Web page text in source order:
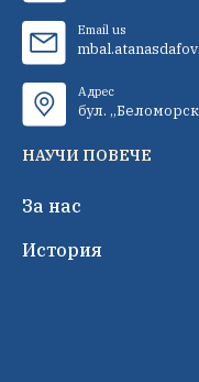
Email us
Адрес
бул.
НАУЧИ ПОВЕЧЕ
За нас
История